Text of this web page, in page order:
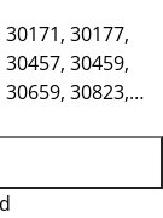
30177,
30459,
30823,
30916,
31275,